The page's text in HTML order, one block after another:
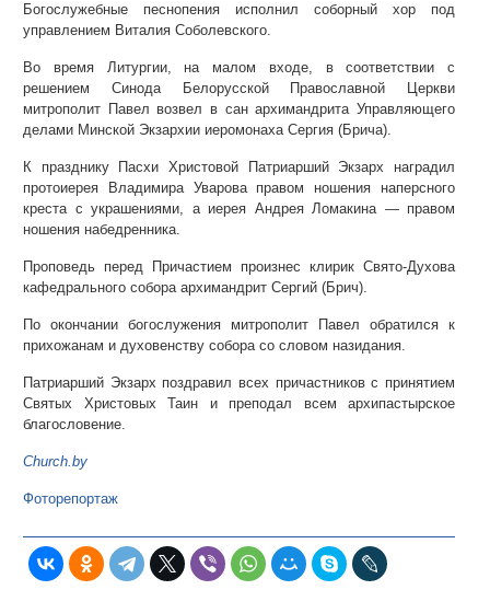
Богослужебные песнопения исполнил соборный хор под
управлением Виталия Соболевского.
Во время Литургии, на малом входе, в соответствии с
решением Синода Белорусской Православной Церкви
митрополит Павел возвел в сан архимандрита Управляющего
делами Минской Экзархии иеромонаха Сергия (Брича).
К празднику Пасхи Христовой Патриарший Экзарх наградил
протоиерея Владимира Уварова правом ношения наперсного
креста с украшениями, а иерея Андрея Ломакина — правом
ношения набедренника.
Проповедь перед Причастием произнес клирик Свято-Духова
кафедрального собора архимандрит Сергий (Брич).
По окончании богослужения митрополит Павел обратился к
прихожанам и духовенству собора со словом назидания.
Патриарший Экзарх поздравил всех причастников с принятием
Святых Христовых Таин и преподал всем архипастырское
благословение.
Church.by
Фоторепортаж